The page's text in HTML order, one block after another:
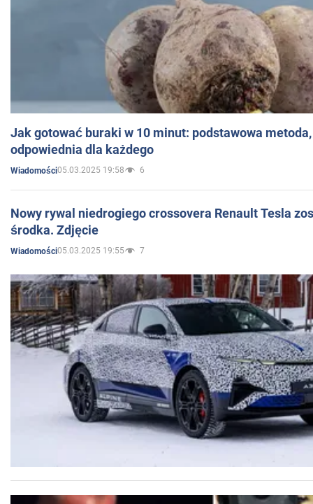
Jak gotować buraki w 10 minut: podstawowa
odpowiednia dla każdego
Wiadomości05.03.2025 19:58 6
Nowy rywal niedrogiego crossovera Renault Tesla
środka. Zdjęcie
Wiadomości05.03.2025 19:55 7